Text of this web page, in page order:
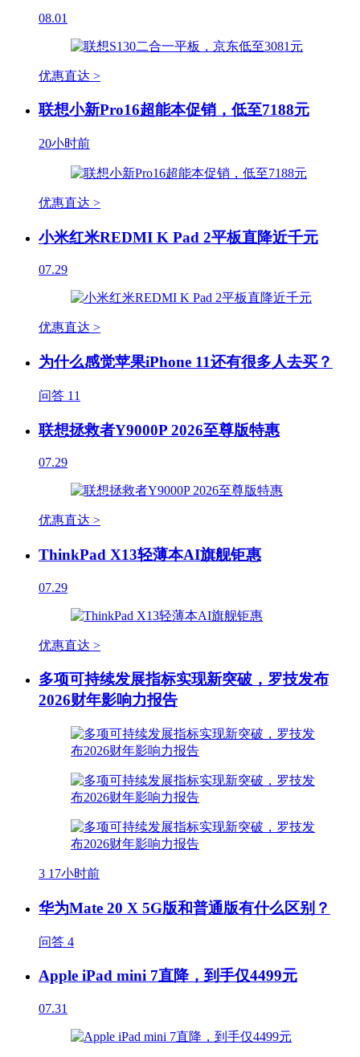
08.01
优惠直达 >
联想小新Pro16超能本促销，低至7188元
20小时前
优惠直达 >
小米红米REDMI K Pad 2平板直降近千元
07.29
优惠直达 >
为什么感觉苹果iPhone 11还有很多人去买？
问答 11
联想拯救者Y9000P 2026至尊版特惠
07.29
优惠直达 >
ThinkPad X13轻薄本AI旗舰钜惠
07.29
优惠直达 >
多项可持续发展指标实现新突破，罗技发布
2026财年影响力报告
3 17小时前
华为Mate 20 X 5G版和普通版有什么区别？
问答 4
Apple iPad mini 7直降，到手仅4499元
07.31